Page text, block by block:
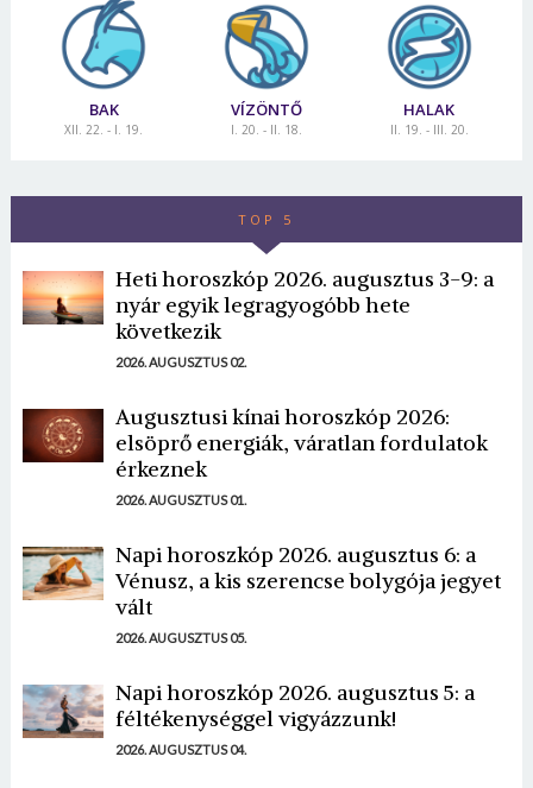
BAK
XII. 22. - I. 19.
VÍZÖNTŐ
I. 20. - II. 18.
HALAK
II. 19. - III. 20.
TOP 5
Heti horoszkóp 2026. augusztus 3-9: a
nyár egyik legragyogóbb hete
következik
2026. AUGUSZTUS 02.
Augusztusi kínai horoszkóp 2026:
elsöprő energiák, váratlan fordulatok
érkeznek
2026. AUGUSZTUS 01.
Napi horoszkóp 2026. augusztus 6: a
Vénusz, a kis szerencse bolygója jegyet
vált
2026. AUGUSZTUS 05.
Napi horoszkóp 2026. augusztus 5: a
féltékenységgel vigyázzunk!
2026. AUGUSZTUS 04.